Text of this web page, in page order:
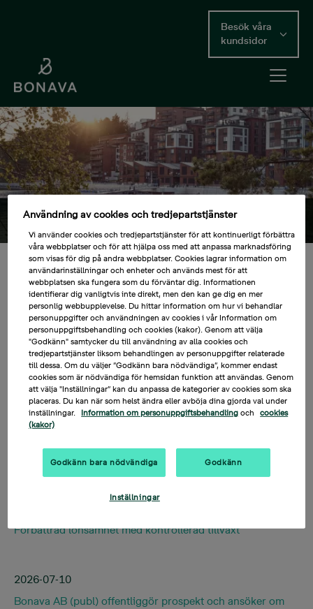
Besök våra
kundsidor
Open
Main Content
Vi bygger mer än bara bostäder. Vi bygger lyckliga
Pressmeddelanden
Kategori
Förbättrad lönsamhet med kontrollerad tillväxt
2026-07-10
Bonava AB (publ) offentliggör prospekt och ansöker om
Användning av cookies och tredjepartstjänster
Vi använder cookies och tredjepartstjänster för att kontinuerligt förbättra
våra webbplatser och för att hjälpa oss med att anpassa marknadsföring
som visas för dig på andra webbplatser. Cookies lagrar information om
användarinställningar och enheter och används mest för att
webbplatsen ska fungera som du förväntar dig. Informationen
identifierar dig vanligtvis inte direkt, men den kan ge dig en mer
personlig webbupplevelse. Du hittar information om hur vi behandlar
personuppgifter och användningen av cookies i vår Information om
personuppgiftsbehandling och cookies (kakor). Genom att välja
"Godkänn" samtycker du till användning av alla cookies och
tredjepartstjänster liksom behandlingen av personuppgifter relaterade
till dessa. Om du väljer ”Godkänn bara nödvändiga”, kommer endast
cookies som är nödvändiga för hemsidan funktion att användas. Genom
att välja "Inställningar” kan du anpassa de kategorier av cookies som ska
placeras. Du kan när som helst ändra eller avböja dina gjorda val under
inställningar.
Information om personuppgiftsbehandling och
cookies
(kakor)
Godkänn bara nödvändiga Godkänn
Inställningar